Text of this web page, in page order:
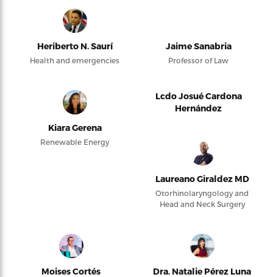
Heriberto N. Saurí
Health and emergencies
Jaime Sanabria
Professor of Law
Kiara Gerena
Renewable Energy
Lcdo Josué Cardona
Hernández
Laureano Giraldez MD
Otorhinolaryngology and
Head and Neck Surgery
Moises Cortés Dra. Natalie Pérez Luna